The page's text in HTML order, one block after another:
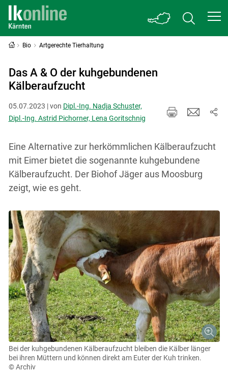
Bio Artgerechte Tierhaltung
Das A & O der kuhgebundenen
Kälberaufzucht
05.07.2023 | von Dipl.-Ing. Nadja Schuster,
Dipl.-Ing. Astrid Pichorner, Lena Goritschnig
Eine Alternative zur herkömmlichen Kälberaufzucht
mit Eimer bietet die sogenannte kuhgebundene
Kälberaufzucht. Der Biohof Jäger aus Moosburg
zeigt, wie es geht.
Bei der kuhgebundenen Kälberaufzucht bleiben die Kälber länger
bei ihren Müttern und können direkt am Euter der Kuh trinken.
© Archiv